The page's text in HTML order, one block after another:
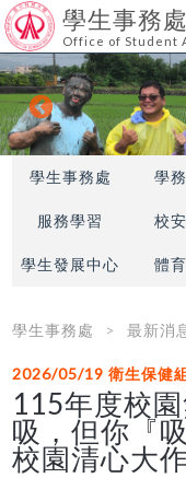
學生事務處
Office of Student
學生事務處 學
服務學習
校
學生發展中心 體
學生事務處 最新消
2026/05/19衛生保健
115年度校
吸，但你『
校園清心大